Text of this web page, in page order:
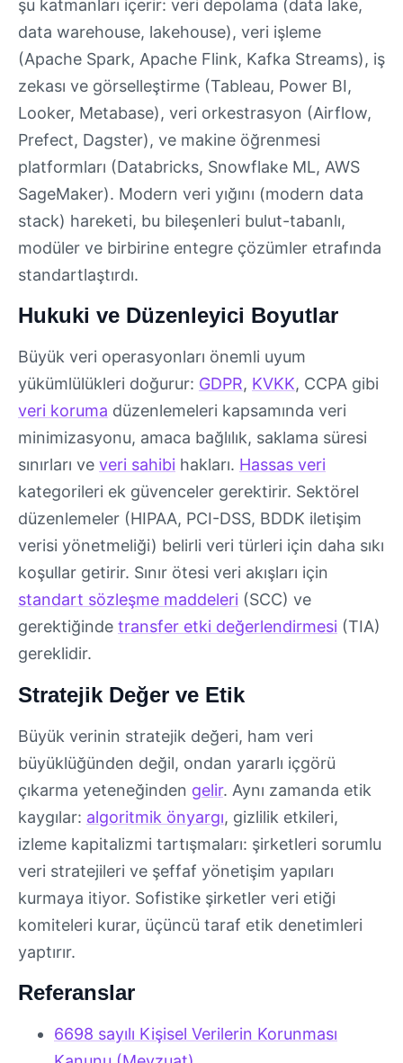
şu katmanları içerir: veri depolama (data lake,
data warehouse, lakehouse), veri işleme
(Apache Spark, Apache Flink, Kafka Streams), iş
zekası ve görselleştirme (Tableau, Power BI,
Looker, Metabase), veri orkestrasyon (Airflow,
Prefect, Dagster), ve makine öğrenmesi
platformları (Databricks, Snowflake ML, AWS
SageMaker). Modern veri yığını (modern data
stack) hareketi, bu bileşenleri bulut-tabanlı,
modüler ve birbirine entegre çözümler etrafında
standartlaştırdı.
Hukuki ve Düzenleyici Boyutlar
Büyük veri operasyonları önemli uyum
yükümlülükleri doğurur: GDPR, KVKK, CCPA gibi
veri koruma düzenlemeleri kapsamında veri
minimizasyonu, amaca bağlılık, saklama süresi
sınırları ve veri sahibi hakları. Hassas veri
kategorileri ek güvenceler gerektirir. Sektörel
düzenlemeler (HIPAA, PCI-DSS, BDDK iletişim
verisi yönetmeliği) belirli veri türleri için daha sıkı
koşullar getirir. Sınır ötesi veri akışları için
standart sözleşme maddeleri (SCC) ve
gerektiğinde transfer etki değerlendirmesi (TIA)
gereklidir.
Stratejik Değer ve Etik
Büyük verinin stratejik değeri, ham veri
büyüklüğünden değil, ondan yararlı içgörü
çıkarma yeteneğinden gelir. Aynı zamanda etik
kaygılar: algoritmik önyargı, gizlilik etkileri,
izleme kapitalizmi tartışmaları: şirketleri sorumlu
veri stratejileri ve şeffaf yönetişim yapıları
kurmaya itiyor. Sofistike şirketler veri etiği
komiteleri kurar, üçüncü taraf etik denetimleri
yaptırır.
Referanslar
6698 sayılı Kişisel Verilerin Korunması